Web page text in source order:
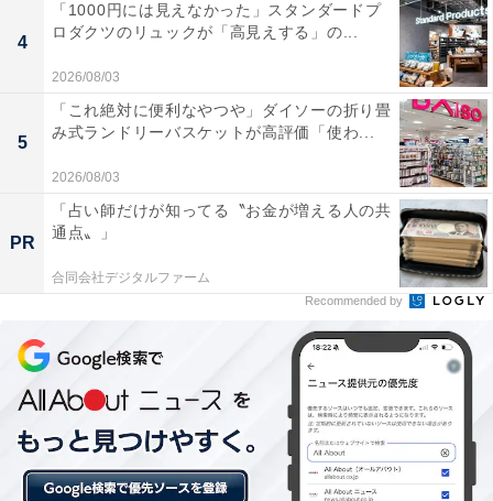
天然漢方や薬草を使用した露天風呂の香りが良く、
サウナの種類が豊富で、特に遠赤外線サウナと水風
呂の組み合わせが最高です。
施設全体が清潔に保たれており、マッサージ浴槽や
電気風呂などの設備メンテナンスも行き届いてい
る。
次ページ
「湯遊びひろば ふくずみ温泉」の
アクセスや料金情報も見る
4
「1000円には見えなかった」スタンダードプ
ロダクツのリュックが「高見えする」の...
2026/08/03
5
「これ絶対に便利なやつや」ダイソーの折り畳
み式ランドリーバスケットが高評価「使わ...
2026/08/03
PR
「占い師だけが知ってる〝お金が増える人の共
通点〟」
合同会社デジタルファーム
Recommended by